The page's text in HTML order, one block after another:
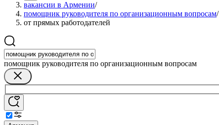
вакансии в Армении/
помощник руководителя по организационным вопросам/
от прямых работодателей
помощник руководителя по организационным вопросам